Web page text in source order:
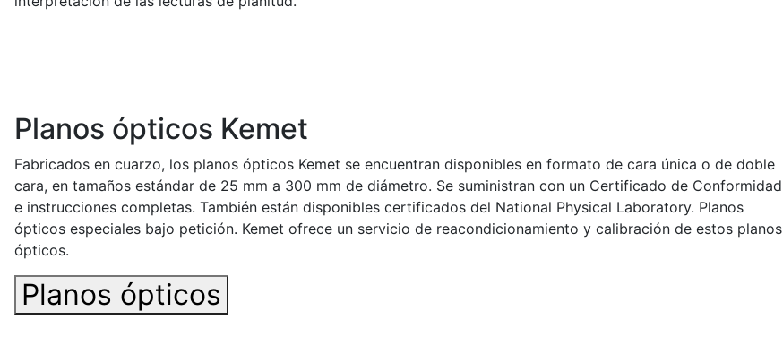
Planos ópticos Kemet
Fabricados en cuarzo, los planos ópticos Kemet se encuentran disponibles en formato de cara única o de doble
cara, en tamaños estándar de 25 mm a 300 mm de diámetro. Se suministran con un Certificado de Conformidad
e instrucciones completas. También están disponibles certificados del National Physical Laboratory. Planos
ópticos especiales bajo petición. Kemet ofrece un servicio de reacondicionamiento y calibración de estos planos
ópticos.
Planos ópticos